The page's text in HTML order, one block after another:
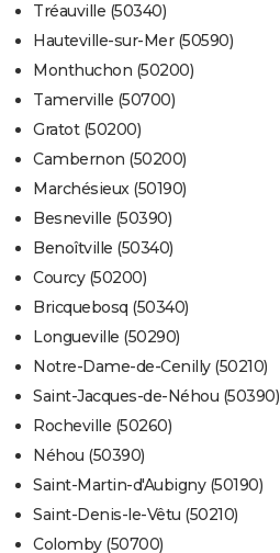
Tréauville (50340)
Hauteville-sur-Mer (50590)
Monthuchon (50200)
Tamerville (50700)
Gratot (50200)
Cambernon (50200)
Marchésieux (50190)
Besneville (50390)
Benoîtville (50340)
Courcy (50200)
Bricquebosq (50340)
Longueville (50290)
Notre-Dame-de-Cenilly (50210)
Saint-Jacques-de-Néhou (50390)
Rocheville (50260)
Néhou (50390)
Saint-Martin-d'Aubigny (50190)
Saint-Denis-le-Vêtu (50210)
Colomby (50700)